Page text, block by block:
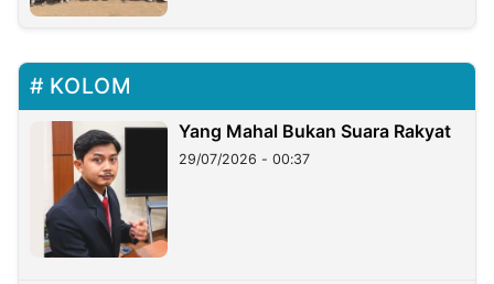
KOLOM
Yang Mahal Bukan Suara Rakyat
29/07/2026 - 00:37